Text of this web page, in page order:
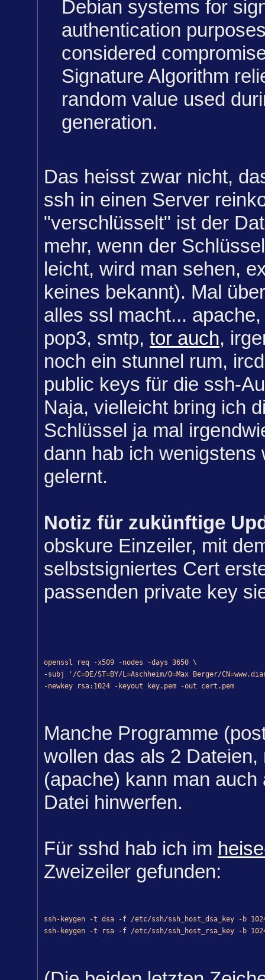
Debian systems for
authentication
considered
Signature Algorithm
random value used
generation.
Das heisst zwar nicht,
ssh in einen Server
"verschlüsselt" ist der
mehr, wenn der
leicht, wird man sehen,
keines bekannt). Mal
alles ssl macht...
pop3, smtp, tor auch,
noch ein stunnel rum,
public keys für die ssh-
Naja, vielleicht bring ich
Schlüssel ja mal
dann hab ich wenigstens
gelernt.
Notiz für zukünftige
obskure Einzeiler, mit
selbstsigniertes Cert
passenden private key
openssl req -x509 -nodes -days 3650 \
-subj '/C=DE/ST=BY/L=Aschheim/O=Max Berger/
-newkey rsa:1024 -keyout key.pem -out cert.pem
Manche Programme
wollen das als 2 Dateien,
(apache) kann man auch
Datei hinwerfen.
Für sshd hab ich im
Zweizeiler gefunden:
ssh-keygen -t dsa -f /etc/ssh/ssh_host_dsa_key -b
ssh-keygen -t rsa -f /etc/ssh/ssh_host_rsa_key -b